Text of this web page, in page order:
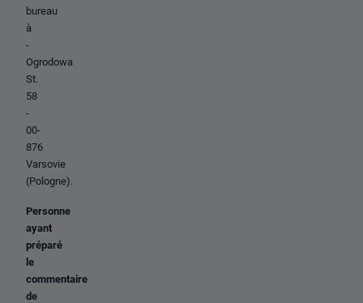
bureau
à
-
Ogrodowa
St.
58
-
00-
876
Varsovie
(Pologne).
Personne
ayant
préparé
le
commentaire
de